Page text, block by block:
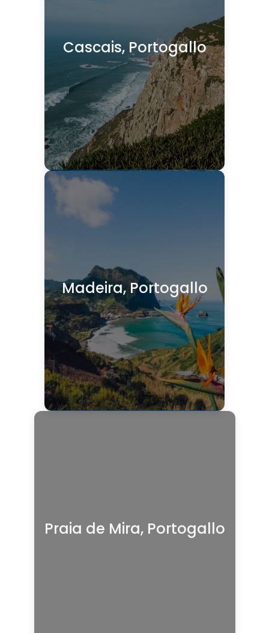
Cascais, Portogallo
Madeira, Portogallo
Praia de Mira, Portogallo